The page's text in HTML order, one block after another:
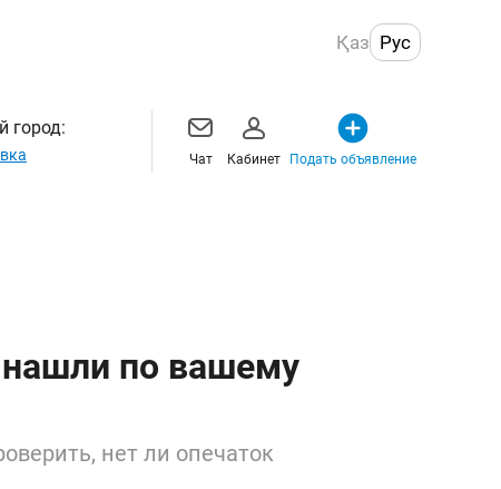
Қаз Рус
город:
Чат Кабинет Подать объявление
по вашему
нет ли опечаток